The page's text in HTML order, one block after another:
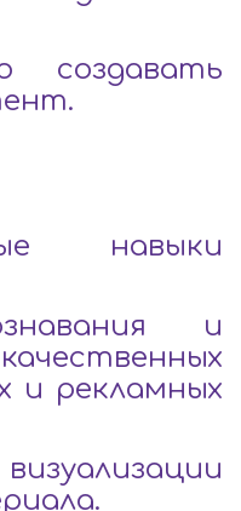
создавать
навыки
и
и рекламных